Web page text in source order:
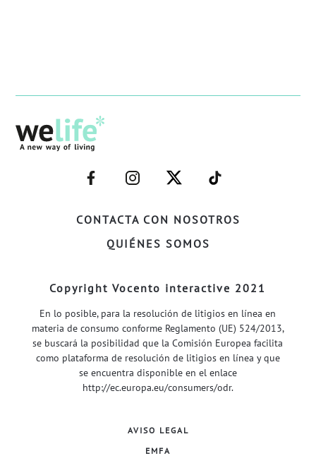
CONTACTA CON NOSOTROS
QUIÉNES SOMOS
–
FACEBOOK–
–
INSTAGRAM–
–
TWITTER–
–
WELIFE–
Copyright Vocento interactive 2021
En lo posible, para la resolución de litigios en línea en
materia de consumo conforme Reglamento (UE) 524/2013,
se buscará la posibilidad que la Comisión Europea facilita
como plataforma de resolución de litigios en línea y que
se encuentra disponible en el enlace
http://ec.europa.eu/consumers/odr.
AVISO LEGAL
EMFA